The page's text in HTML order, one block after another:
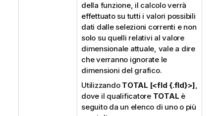
della funzione, il calcolo verrà
effettuato su tutti i valori possibili
dati dalle selezioni correnti e non
solo su quelli relativi al valore
dimensionale attuale, vale a dire
che verranno ignorate le
dimensioni del grafico.
Utilizzando TOTAL [<fld {.fld}>],
dove il qualificatore TOTAL è
seguito da un elenco di uno o più